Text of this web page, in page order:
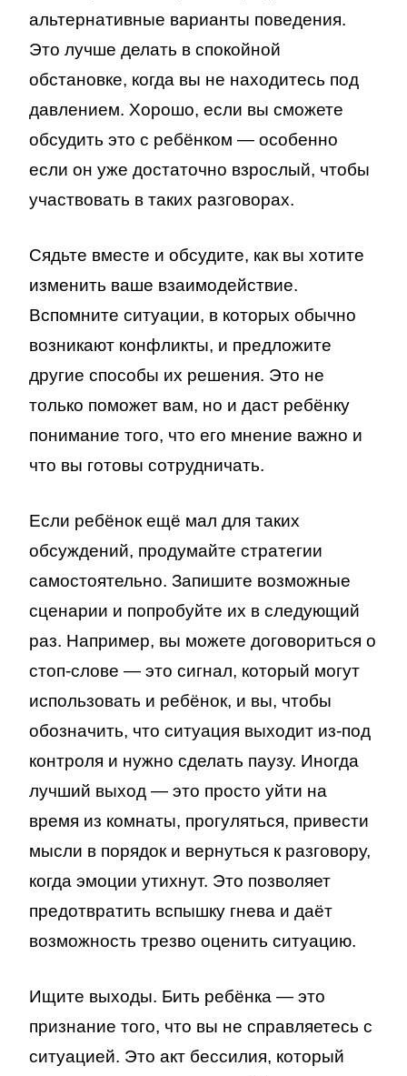
альтернативные варианты поведения.
Это лучше делать в спокойной
обстановке, когда вы не находитесь под
давлением. Хорошо, если вы сможете
обсудить это с ребёнком — особенно
если он уже достаточно взрослый, чтобы
участвовать в таких разговорах.
Сядьте вместе и обсудите, как вы хотите
изменить ваше взаимодействие.
Вспомните ситуации, в которых обычно
возникают конфликты, и предложите
другие способы их решения. Это не
только поможет вам, но и даст ребёнку
понимание того, что его мнение важно и
что вы готовы сотрудничать.
Если ребёнок ещё мал для таких
обсуждений, продумайте стратегии
самостоятельно. Запишите возможные
сценарии и попробуйте их в следующий
раз. Например, вы можете договориться о
стоп-слове — это сигнал, который могут
использовать и ребёнок, и вы, чтобы
обозначить, что ситуация выходит из-под
контроля и нужно сделать паузу. Иногда
лучший выход — это просто уйти на
время из комнаты, прогуляться, привести
мысли в порядок и вернуться к разговору,
когда эмоции утихнут. Это позволяет
предотвратить вспышку гнева и даёт
возможность трезво оценить ситуацию.
Ищите выходы. Бить ребёнка — это
признание того, что вы не справляетесь с
ситуацией. Это акт бессилия, который